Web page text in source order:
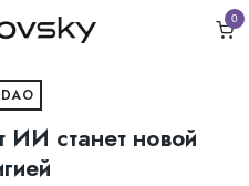
0
ИИ станет новой